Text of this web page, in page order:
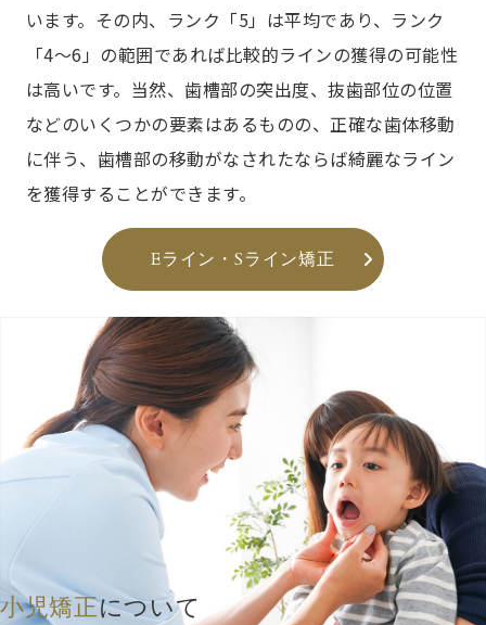
います。その内、ランク「5」は平均であり、ランク
「4～6」の範囲であれば比較的ラインの獲得の可能性
は高いです。当然、歯槽部の突出度、抜歯部位の位置
などのいくつかの要素はあるものの、正確な歯体移動
に伴う、歯槽部の移動がなされたならば綺麗なライン
を獲得することができます。
Eライン・Sライン矯正
小児矯正について